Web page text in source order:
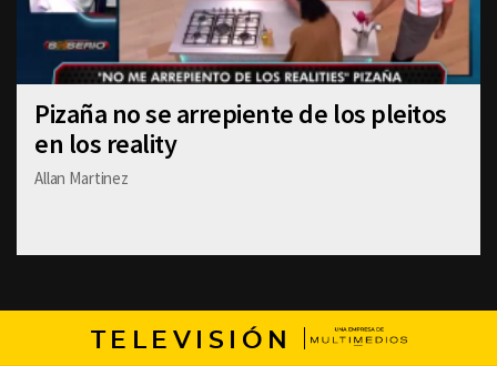
Pizaña no se arrepiente de los pleitos
en los reality
Allan Martinez
TELEVISIÓN